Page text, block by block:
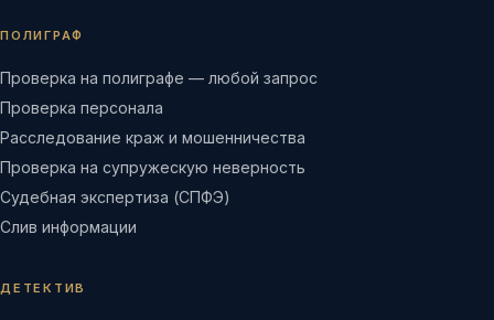
ПОЛИГРАФ
Проверка на полиграфе — любой запрос
Проверка персонала
Расследование краж и мошенничества
Проверка на супружескую неверность
Судебная экспертиза (СПФЭ)
Слив информации
ДЕТЕКТИВ